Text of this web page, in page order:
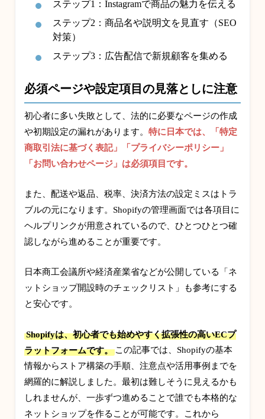
ステップ1：Instagramで商品の魅力を伝える
ステップ2：商品名や説明文を見直す（SEO
対策）
ステップ3：広告配信で新規顧客を集める
必須ページや設定項目の見落としに注意
初心者に多い失敗として、法的に必要なページの作成
や初期設定の漏れがあります。 特に日本では、「特定
商取引法に基づく表記」「プライバシーポリシー」
「お問い合わせページ」は必須項目です。
また、配送や返品、税率、決済方法の設定ミスはトラ
ブルの元になります。Shopifyの管理画面では各項目に
ヘルプリンクが用意されているので、ひとつひとつ確
認しながら進めることが重要です。
日本商工会議所や経済産業省などが公開している「ネ
ットショップ開設時のチェックリスト」も参考にする
と安心です。
Shopifyは、初心者でも始めやすく拡張性の高いECプ
ラットフォームです。 この記事では、Shopifyの基本
情報からストア構築の手順、注意点や活用事例までを
網羅的に解説しました。最初は難しそうに見えるかも
しれませんが、一歩ずつ進めることで誰でも本格的な
ネットショップを作ることが可能です。これから